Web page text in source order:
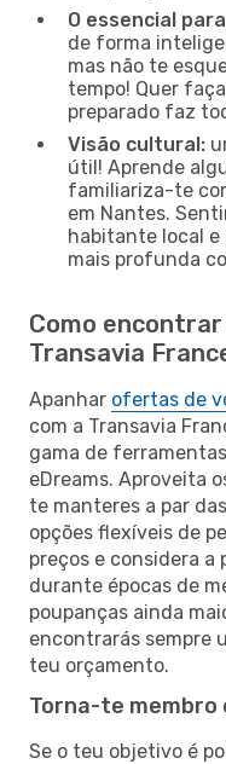
O essencial
de forma
mas não te
tempo! Quer
preparado faz
Visão cultural:
útil! Aprende
familiariza-te
em Nantes.
habitante local e
mais profunda
Como
Transavia
Apanhar ofertas de
com a Transavia
gama de
eDreams. Aproveita
te manteres a par
opções flexíveis de
preços e considera a
durante épocas de
poupanças ainda
encontrarás sempre
teu orçamento.
Torna-te membro
Se o teu objetivo é